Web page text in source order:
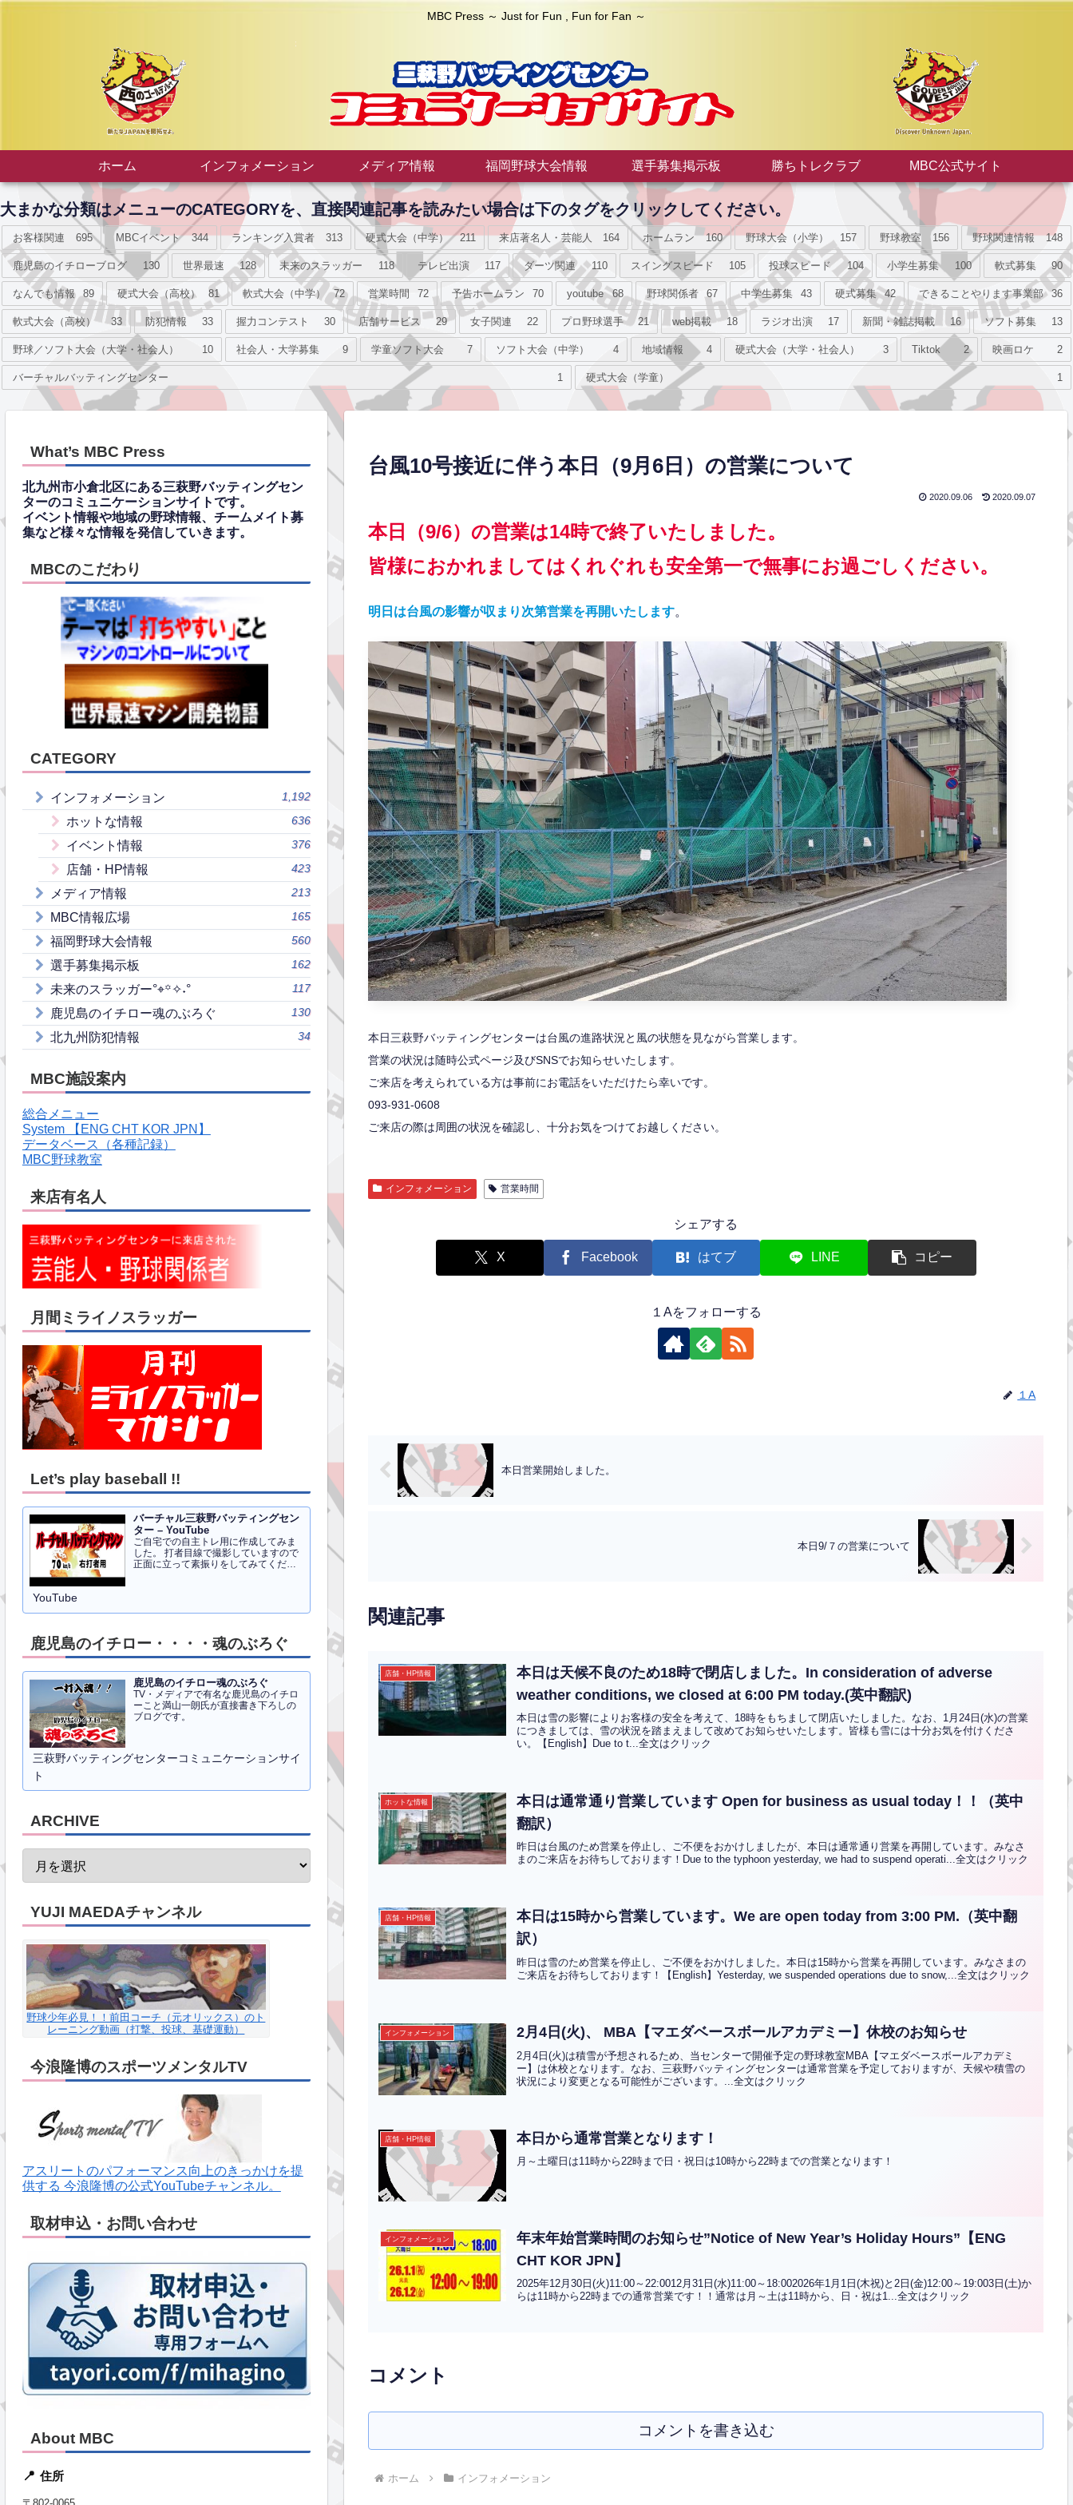
MBC Press ～ Just for Fun , Fun for Fan ～
ホーム インフォメーション メディア情報 福岡野球大会情報 選手募集掲示板 勝ちトレクラブ MBC公式サイト
大まかな分類はメニューのCATEGORYを、直接関連記事を読みたい場合は下のタグをクリックしてください。
お客様関連 695 MBCイベント 344 ランキング入賞者 313 硬式大会（中学） 211 来店著名人・芸能人 164 ホームラン 160 野球大会（小学） 157 野球教室 156 野球関連情報 148
鹿児島のイチローブログ 130 世界最速 128 未来のスラッガー 118 テレビ出演 117 ダーツ関連 110 スイングスピード 105 投球スピード 104 小学生募集 100 軟式募集 90
なんでも情報 89 硬式大会（高校） 81 軟式大会（中学） 72 営業時間 72 予告ホームラン 70 youtube 68 野球関係者 67 中学生募集 43 硬式募集 42 できることやります事業部 36
軟式大会（高校） 33 防犯情報 33 握力コンテスト 30 店舗サービス 29 女子関連 22 プロ野球選手 21 web掲載 18 ラジオ出演 17 新聞・雑誌掲載 16 ソフト募集 13
野球／ソフト大会（大学・社会人） 10 社会人・大学募集 9 学童ソフト大会 7 ソフト大会（中学） 4 地域情報 4 硬式大会（大学・社会人） 3 Tiktok 2 映画ロケ 2
バーチャルバッティングセンター 1 硬式大会（学童） 1
台風10号接近に伴う本日（9月6日）の営業について
2020.09.06 2020.09.07
本日（9/6）の営業は14時で終了いたしました。
皆様におかれましてはくれぐれも安全第一で無事にお過ごしください。
明日は台風の影響が収まり次第営業を再開いたします。
本日三萩野バッティングセンターは台風の進路状況と風の状態を見ながら営業します。
営業の状況は随時公式ページ及びSNSでお知らせいたします。
ご来店を考えられている方は事前にお電話をいただけたら幸いです。
093-931-0608
ご来店の際は周囲の状況を確認し、十分お気をつけてお越しください。
インフォメーション 営業時間
シェアする
X Facebook はてブ LINE コピー
１Aをフォローする
１A
本日営業開始しました。
本日9/７の営業について
関連記事
店舗・HP情報
本日は天候不良のため18時で閉店しました。In consideration of adverse
weather conditions, we closed at 6:00 PM today.(英中翻訳)
本日は雪の影響によりお客様の安全を考えて、18時をもちまして閉店いたしました。なお、1月24日(水)の営業
につきましては、雪の状況を踏まえまして改めてお知らせいたします。皆様も雪には十分お気を付けくださ
い。【English】Due to t...全文はクリック
ホットな情報
本日は通常通り営業しています Open for business as usual today！！（英中
翻訳）
昨日は台風のため営業を停止し、ご不便をおかけしましたが、本日は通常通り営業を再開しています。みなさ
まのご来店をお待ちしております！Due to the typhoon yesterday, we had to suspend operati...全文はクリック
店舗・HP情報
本日は15時から営業しています。We are open today from 3:00 PM.（英中翻
訳）
昨日は雪のため営業を停止し、ご不便をおかけしました。本日は15時から営業を再開しています。みなさまの
ご来店をお待ちしております！【English】Yesterday, we suspended operations due to snow,...全文はクリック
インフォメーション 2月4日(火)、 MBA【マエダベースボールアカデミー】休校のお知らせ
2月4日(火)は積雪が予想されるため、当センターで開催予定の野球教室MBA【マエダベースボールアカデミ
ー】は休校となります。なお、三萩野バッティングセンターは通常営業を予定しておりますが、天候や積雪の
状況により変更となる可能性がございます。...全文はクリック
店舗・HP情報 本日から通常営業となります！
月～土曜日は11時から22時まで日・祝日は10時から22時までの営業となります！
インフォメーション
年末年始営業時間のお知らせ”Notice of New Year’s Holiday Hours”【ENG
CHT KOR JPN】
2025年12月30日(火)11:00～22:0012月31日(水)11:00～18:002026年1月1日(木祝)と2日(金)12:00～19:003日(土)か
らは11時から22時までの通常営業です！！通常は月～土は11時から、日・祝は1...全文はクリック
コメント
コメントを書き込む
ホーム インフォメーション
What’s MBC Press
北九州市小倉北区にある三萩野バッティングセン
ターのコミュニケーションサイトです。
イベント情報や地域の野球情報、チームメイト募
集など様々な情報を発信していきます。
MBCのこだわり
CATEGORY
インフォメーション 1,192
ホットな情報 636
イベント情報 376
店舗・HP情報 423
メディア情報 213
MBC情報広場 165
福岡野球大会情報 560
選手募集掲示板 162
未来のスラッガー°⌖꙳✧˖° 117
鹿児島のイチロー魂のぶろぐ 130
北九州防犯情報 34
MBC施設案内
総合メニュー
System 【ENG CHT KOR JPN】
データベース（各種記録）
MBC野球教室
来店有名人
月間ミライノスラッガー
Let’s play baseball !!
バーチャル三萩野バッティングセン
ター – YouTube
ご自宅での自主トレ用に作成してみま
した。 打者目線で撮影していますので
正面に立って素振りをしてみてくださ
YouTube
鹿児島のイチロー・・・・魂のぶろぐ
鹿児島のイチロー魂のぶろぐ
TV・メディアで有名な鹿児島のイチロ
ーこと満山一朗氏が直接書き下ろしの
ブログです。
三萩野バッティングセンターコミュニケーションサイ
ト
ARCHIVE
YUJI MAEDAチャンネル
野球少年必見！！前田コーチ（元オリックス）のト
レーニング動画（打撃、投球、基礎運動）
今浪隆博のスポーツメンタルTV
アスリートのパフォーマンス向上のきっかけを提
供する 今浪隆博の公式YouTubeチャンネル。
取材申込・お問い合わせ
About MBC
📍 住所